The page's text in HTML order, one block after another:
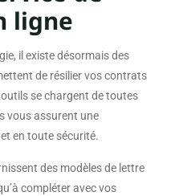
ligne
il existe désormais des
de résilier vos contrats
se chargent de toutes
vous assurent une
et en toute sécurité.
des modèles de lettre
compléter avec vos